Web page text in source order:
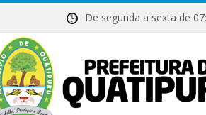
De segunda a sexta